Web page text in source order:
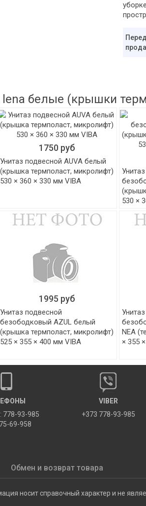
белые (крышки
1750 руб
Унитаз подвесной AUVA белый
(крышка термполаст, микролифт)
530 × 360 × 330 мм VIBA
530 ×
1995 руб
Унитаз подвесной
безободковый AZUL белый
(крышка термполаст, микролифт)
525 × 355 × 400 мм VIBA
NEA
× 355
778-93-985
69-958
VIBER
+373 778-93-985
Обмен и возврат товара
носит справочный характер и не